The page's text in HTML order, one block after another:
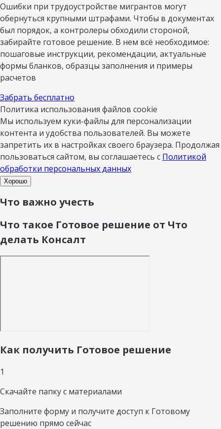
Ошибки при трудоустройстве мигрантов могут
обернуться крупными штрафами. Чтобы в документах
был порядок, а контролеры обходили стороной,
забирайте готовое решение. В нем всё необходимое:
пошаговые инструкции, рекомендации, актуальные
формы бланков, образцы заполнения и примеры
расчетов
Забрать бесплатно
Политика использования файлов cookie
Мы используем куки-файлы для персонализации
контента и удобства пользователей. Вы можете
запретить их в настройках своего браузера. Продолжая
пользоваться сайтом, вы соглашаетесь с Политикой
обработки персональных данных
Хорошо
Что важно учесть
Что такое Готовое решение от Что
делать Консалт
Как получить Готовое решение
1
Скачайте папку с материалами
Заполните форму и получите доступ к Готовому
решению прямо сейчас